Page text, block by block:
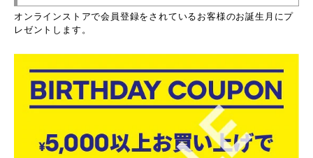
オンラインストアで会員登録をされているお客様のお誕生月にプ
レゼントします。